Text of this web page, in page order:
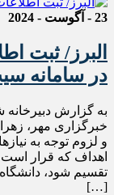
23 - آگوست - 2024
در سامانه
به گزارش
خبرگزاری مهر،
و لزوم توجه به
اهداف که قرار است
تقسیم شود،
[…]